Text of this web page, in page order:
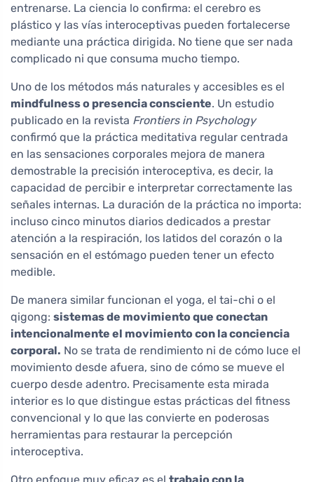
entrenarse. La ciencia lo confirma: el cerebro es
plástico y las vías interoceptivas pueden fortalecerse
mediante una práctica dirigida. No tiene que ser nada
complicado ni que consuma mucho tiempo.
Uno de los métodos más naturales y accesibles es el
mindfulness o presencia consciente. Un estudio
publicado en la revista Frontiers in Psychology
confirmó que la práctica meditativa regular centrada
en las sensaciones corporales mejora de manera
demostrable la precisión interoceptiva, es decir, la
capacidad de percibir e interpretar correctamente las
señales internas. La duración de la práctica no importa:
incluso cinco minutos diarios dedicados a prestar
atención a la respiración, los latidos del corazón o la
sensación en el estómago pueden tener un efecto
medible.
De manera similar funcionan el yoga, el tai-chi o el
qigong: sistemas de movimiento que conectan
intencionalmente el movimiento con la conciencia
corporal. No se trata de rendimiento ni de cómo luce el
movimiento desde afuera, sino de cómo se mueve el
cuerpo desde adentro. Precisamente esta mirada
interior es lo que distingue estas prácticas del fitness
convencional y lo que las convierte en poderosas
herramientas para restaurar la percepción
interoceptiva.